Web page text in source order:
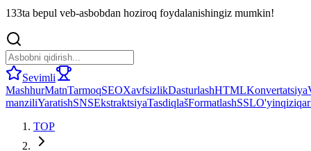
133ta bepul veb-asbobdan hoziroq foydalanishingiz mumkin!
Sevimli
MashhurMatnTarmoqSEOXavfsizlikDasturlashHTMLKonvertatsiya
manziliYaratishSNSEkstraktsiyaTasdiqlašFormatlashSSLO'yin
TOP